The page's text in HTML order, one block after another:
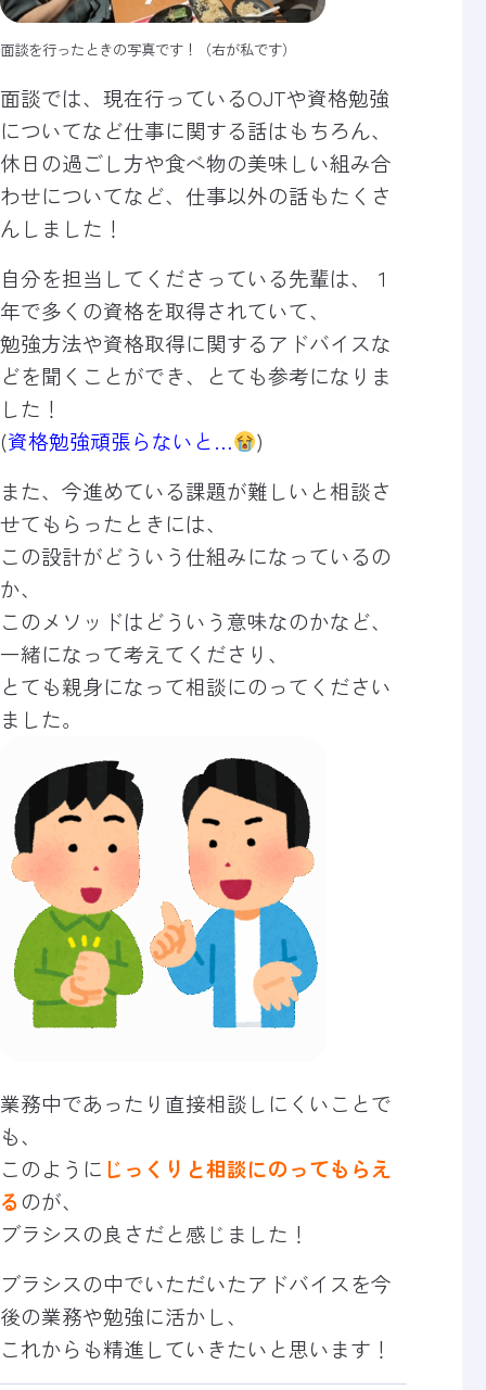
面談を行ったときの写真です！（右が私です）
面談では、現在行っているOJTや資格勉強
についてなど仕事に関する話はもちろん、
休日の過ごし方や食べ物の美味しい組み合
わせについてなど、仕事以外の話もたくさ
んしました！
自分を担当してくださっている先輩は、１
年で多くの資格を取得されていて、
勉強方法や資格取得に関するアドバイスな
どを聞くことができ、とても参考になりま
した！
(資格勉強頑張らないと…
)
また、今進めている課題が難しいと相談さ
せてもらったときには、
この設計がどういう仕組みになっているの
か、
このメソッドはどういう意味なのかなど、
一緒になって考えてくださり、
とても親身になって相談にのってください
ました。
業務中であったり直接相談しにくいことで
も、
このように じっくりと相談にのってもらえ
るのが、
ブラシスの良さだと感じました！
ブラシスの中でいただいたアドバイスを今
後の業務や勉強に活かし、
これからも精進していきたいと思います！